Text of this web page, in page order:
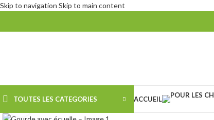
Skip to navigation Skip to main content
TOUTES LES CATEGORIES ACCUEIL
Agrandir